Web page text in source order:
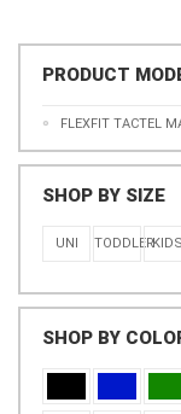
PRODUCT
FLEXFIT TACTEL
SHOP BY SIZE
UNI TODDLERKIDS
SHOP BY